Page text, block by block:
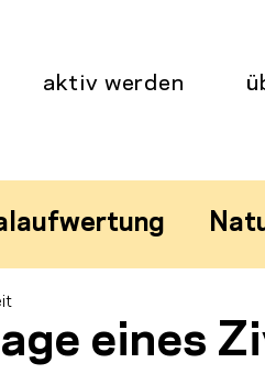
aktiv werden
eines